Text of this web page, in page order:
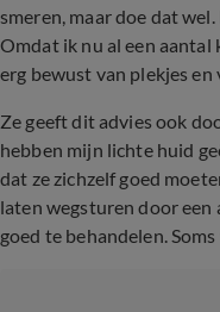
smeren, maar doe dat
Omdat ik nu al een aantal
erg bewust van plekjes en
Ze geeft dit advies ook
hebben mijn lichte huid
dat ze zichzelf goed
laten wegsturen door een
goed te behandelen.